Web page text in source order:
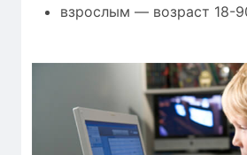
взрослым — возраст 18-